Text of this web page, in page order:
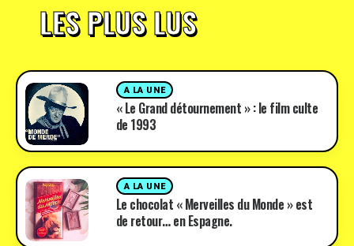
LES PLUS LUS
A LA UNE
« Le Grand détournement » : le film culte
de 1993
A LA UNE
Le chocolat « Merveilles du Monde » est
de retour… en Espagne.